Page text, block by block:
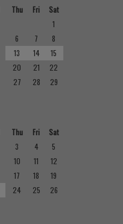
Thu Fri
Sat
1
6 7
8
13 14
15
20 21
22
27 28
29
Thu Fri
Sat
3 4
5
10 11
12
17 18
19
24 25
26